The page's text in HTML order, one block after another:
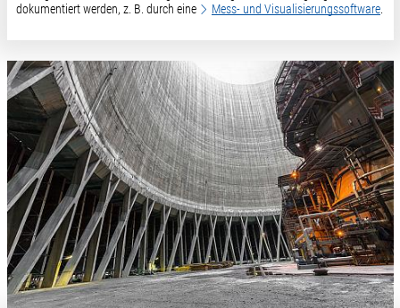
dokumentiert werden, z. B. durch eine
Mess- und Visualisierungssoftware.